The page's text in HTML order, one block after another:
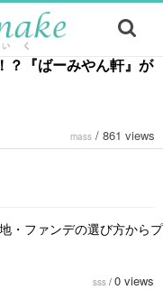
？『ばーみやん軒』が
mass / 861 views
・ファンデの選び方からプ
sss / 0 views